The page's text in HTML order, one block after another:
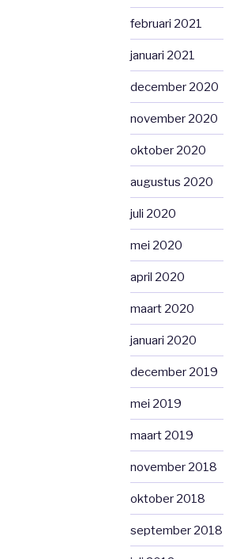
februari 2021
januari 2021
december 2020
november 2020
oktober 2020
augustus 2020
juli 2020
mei 2020
april 2020
maart 2020
januari 2020
december 2019
mei 2019
maart 2019
november 2018
oktober 2018
september 2018